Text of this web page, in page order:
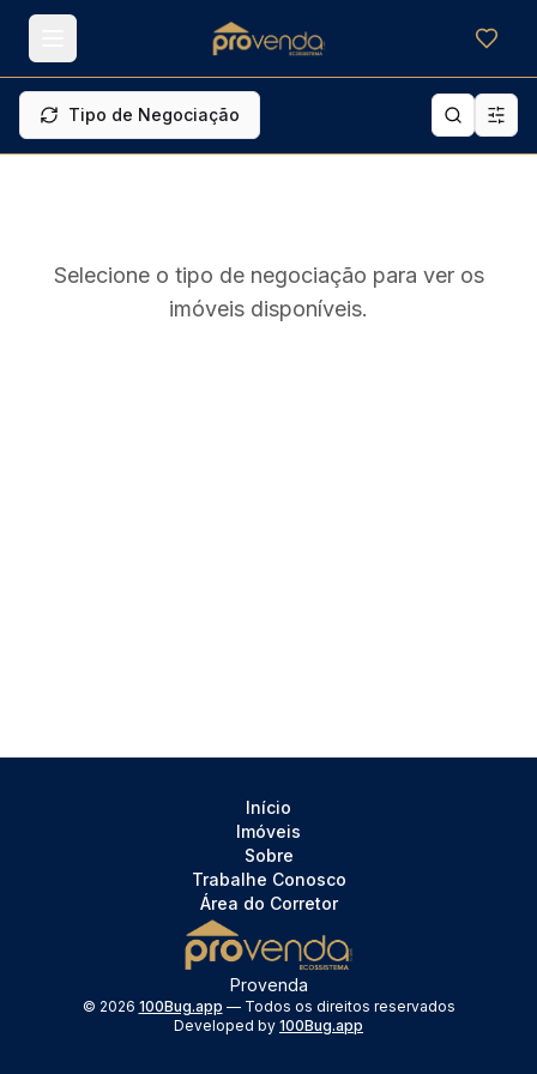
Tipo de Negociação
Selecione o tipo de negociação para ver os
imóveis disponíveis.
Início
Imóveis
Sobre
Trabalhe Conosco
Área do Corretor
Provenda
© 2026 100Bug.app — Todos os direitos reservados
Developed by 100Bug.app